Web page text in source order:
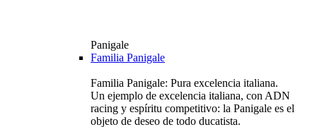
Panigale
Familia Panigale
Familia Panigale: Pura excelencia italiana.
Un ejemplo de excelencia italiana, con ADN
racing y espíritu competitivo: la Panigale es el
objeto de deseo de todo ducatista.